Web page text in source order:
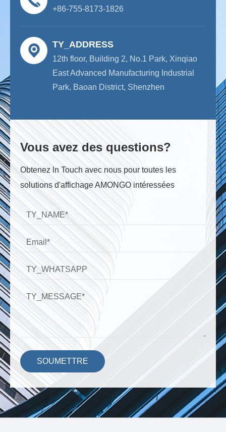
+86-755-8173-1826
TY_ADDRESS
12th floor, Building 2, No.1 Park, Xinqiao
East Advanced Manufacturing Industrial
Park, Baoan District, Shenzhen
Vous avez des questions?
Obtenez ln Touch avec nous pour toutes les
solutions d'affichage AMONGO intéressées
SOUMETTRE